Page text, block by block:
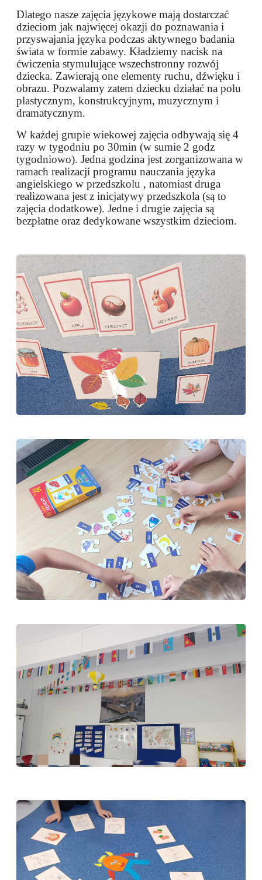
Dlatego nasze zajęcia językowe mają dostarczać
dzieciom jak najwięcej okazji do poznawania i
przyswajania języka podczas aktywnego badania
świata w formie zabawy. Kładziemy nacisk na
ćwiczenia stymulujące wszechstronny rozwój
dziecka. Zawierają one elementy ruchu, dźwięku i
obrazu. Pozwalamy zatem dziecku działać na polu
plastycznym, konstrukcyjnym, muzycznym i
dramatycznym.
W każdej grupie wiekowej zajęcia odbywają się 4
razy w tygodniu po 30min (w sumie 2 godz
tygodniowo). Jedna godzina jest zorganizowana w
ramach realizacji programu nauczania języka
angielskiego w przedszkolu , natomiast druga
realizowana jest z inicjatywy przedszkola (są to
zajęcia dodatkowe). Jedne i drugie zajęcia są
bezpłatne oraz dedykowane wszystkim dzieciom.